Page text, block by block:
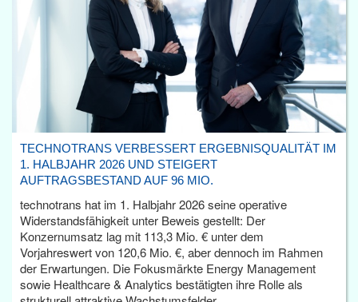
TECHNOTRANS VERBESSERT ERGEBNISQUALITÄT IM
1. HALBJAHR 2026 UND STEIGERT
AUFTRAGSBESTAND AUF 96 MIO.
technotrans hat im 1. Halbjahr 2026 seine operative
Widerstandsfähigkeit unter Beweis gestellt: Der
Konzernumsatz lag mit 113,3 Mio. € unter dem
Vorjahreswert von 120,6 Mio. €, aber dennoch im Rahmen
der Erwartungen. Die Fokusmärkte Energy Management
sowie Healthcare & Analytics bestätigten ihre Rolle als